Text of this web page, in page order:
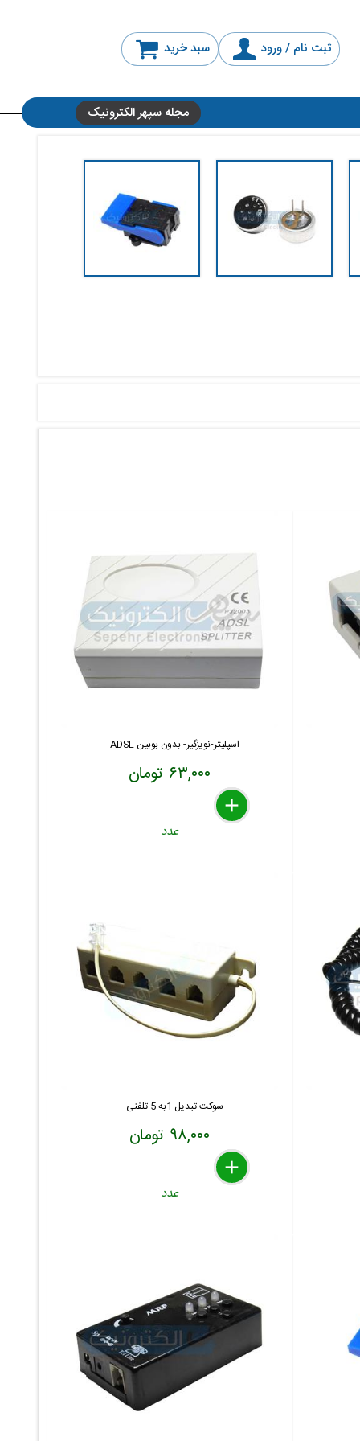
ثبت نام / ورود سبد خرید
مجله سپهر الکترونیک
اسپلیتر-نویزگیر- بدون بوبین ADSL
۶۳,۰۰۰ تومان
delete
remove
add
عدد
سوکت تبدیل 1به 5 تلفنی
۹۸,۰۰۰ تومان
delete
remove
add
عدد